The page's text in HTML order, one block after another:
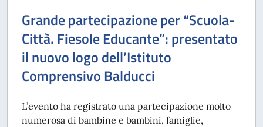
Grande partecipazione per “Scuola-
Città. Fiesole Educante”: presentato
il nuovo logo dell’Istituto
Comprensivo Balducci
L’evento ha registrato una partecipazione molto
numerosa di bambine e bambini, famiglie,